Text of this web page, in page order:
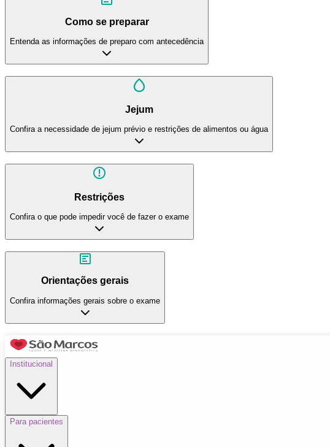
Como se preparar
Entenda as informações de preparo com antecedência
Jejum
Confira a necessidade de jejum prévio e restrições de alimentos ou água
Restrições
Confira o que pode impedir você de fazer o exame
Orientações gerais
Confira informações gerais sobre o exame
Institucional
Para pacientes